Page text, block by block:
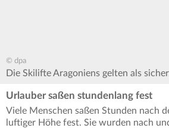
© dpa
Die Skilifte Aragoniens gelten als
Urlauber saßen stundenlang fest
Viele Menschen saßen Stunden nach
luftiger Höhe fest. Sie wurden nach